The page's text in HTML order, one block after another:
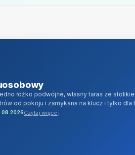
łóżko podwójne, własny taras ze
od pokoju i zamykana na klucz i tylko
elektryczny, TV LED Full HD 32 cali, TV
Czytaj więcej